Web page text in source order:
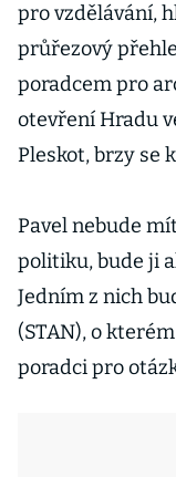
pro vzdělávání,
průřezový
poradcem pro
otevření Hradu
Pleskot, brzy se
Pavel nebude
politiku, bude ji
Jedním z nich
(STAN), o
poradci pro